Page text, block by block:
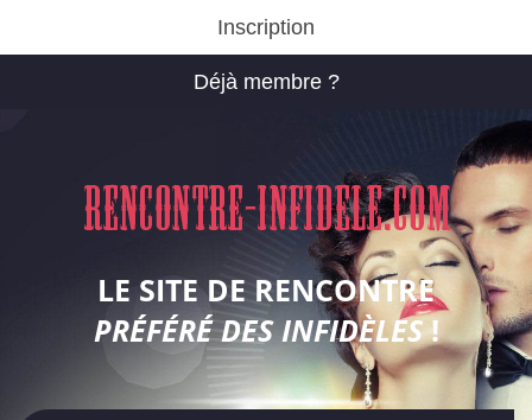
Inscription
Déjà membre ?
LE SITE DE RENCONTRE
PRÉFÉRÉ DES INFIDÈLES!